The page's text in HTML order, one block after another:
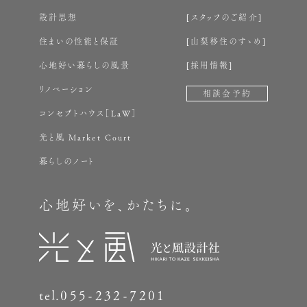
心地好いを、かたちに。
tel.055-232-7201
設計思想
住まいの性能と保証
心地好い暮らしの風景
リノベーション
コンセプトハウス［LaW］
光と風 Market Court
暮らしのノート
スタッフのご紹介
山梨移住のすゝめ
採用情報
相談会予約